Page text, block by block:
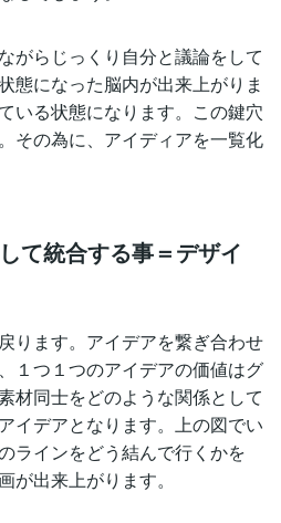
がらじっくり自分と議論をして
態になった脳内が出来上がりま
いる状態になります。この鍵穴
その為に、アイディアを一覧化
て統合する事＝デザイ
ります。アイデアを繋ぎ合わせ
１つ１つのアイデアの価値はグ
材同士をどのような関係として
イデアとなります。上の図でい
ラインをどう結んで行くかを
が出来上がります。